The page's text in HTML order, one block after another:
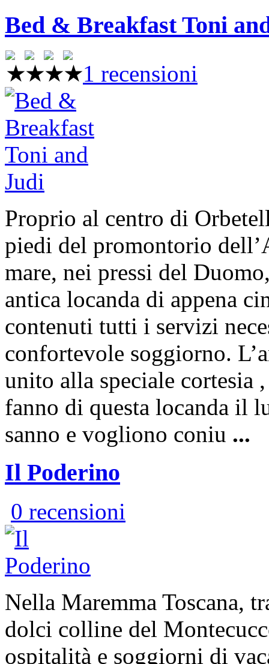
Bed & Breakfast Toni
1 recensioni
Proprio al centro di
piedi del promontorio
mare, nei pressi del
antica locanda di appena
contenuti tutti i servizi
confortevole soggiorno.
unito alla speciale cortesia
fanno di questa locanda il
sanno e vogliono coniu ...
Il Poderino
0 recensioni
Nella Maremma Toscana,
dolci colline del
ospitalità e soggiorni di